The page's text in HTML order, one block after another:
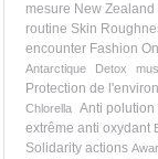
mesure New Zealand
routine Skin
encounter Fashion
Antarctique Detox
Protection de
Chlorella Anti polution
extrême anti oxydant
Solidarity actions